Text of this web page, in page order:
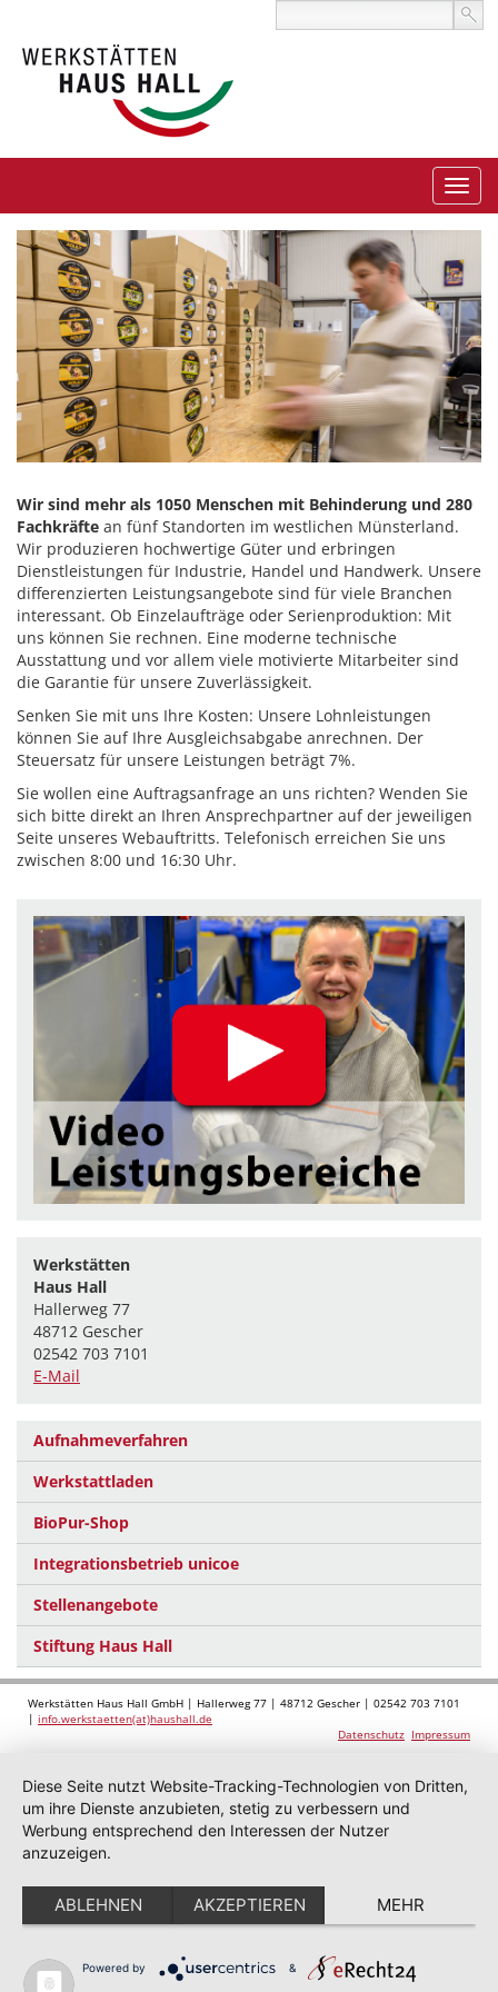
Wir sind mehr als 1050 Menschen mit Behinderung und 280
Fachkräfte an fünf Standorten im westlichen Münsterland.
Wir produzieren hochwertige Güter und erbringen
Dienstleistungen für Industrie, Handel und Handwerk. Unsere
differenzierten Leistungsangebote sind für viele Branchen
interessant. Ob Einzelaufträge oder Serienproduktion: Mit
uns können Sie rechnen. Eine moderne technische
Ausstattung und vor allem viele motivierte Mitarbeiter sind
die Garantie für unsere Zuverlässigkeit.
Senken Sie mit uns Ihre Kosten: Unsere Lohnleistungen
können Sie auf Ihre Ausgleichsabgabe anrechnen. Der
Steuersatz für unsere Leistungen beträgt 7%.
Sie wollen eine Auftragsanfrage an uns richten? Wenden Sie
sich bitte direkt an Ihren Ansprechpartner auf der jeweiligen
Seite unseres Webauftritts. Telefonisch erreichen Sie uns
zwischen 8:00 und 16:30 Uhr.
Werkstätten
Haus Hall
Hallerweg 77
48712 Gescher
02542 703 7101
E-Mail
Aufnahmeverfahren
Werkstattladen
BioPur-Shop
Integrationsbetrieb unicoe
Stellenangebote
Stiftung Haus Hall
Werkstätten Haus Hall GmbH | Hallerweg 77 | 48712 Gescher | 02542 703 7101
| info.werkstaetten(at)haushall.de
Datenschutz Impressum
Diese Seite nutzt Website-Tracking-Technologien von Dritten,
um ihre Dienste anzubieten, stetig zu verbessern und
Werbung entsprechend den Interessen der Nutzer
anzuzeigen.
ABLEHNEN AKZEPTIEREN MEHR
Powered by &